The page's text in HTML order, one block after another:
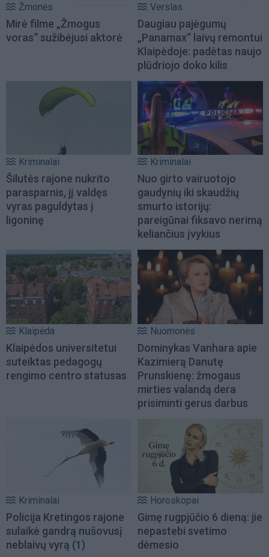
Žmonės
Mirė filme „Žmogus
voras“ sužibėjusi aktorė
Verslas
Daugiau pajėgumų
„Panamax“ laivų remontui
Klaipėdoje: padėtas naujo
plūdriojo doko kilis
Kriminalai
Šilutės rajone nukrito
parasparnis, jį valdęs
vyras paguldytas į
ligoninę
Kriminalai
Nuo girto vairuotojo
gaudynių iki skaudžių
smurto istorijų:
pareigūnai fiksavo nerimą
keliančius įvykius
Klaipėda
Klaipėdos universitetui
suteiktas pedagogų
rengimo centro statusas
Nuomonės
Dominykas Vanhara apie
Kazimierą Danutę
Prunskienę: žmogaus
mirties valandą dera
prisiminti gerus darbus
Kriminalai
Policija Kretingos rajone
sulaikė gandrą nušovusį
neblaivų vyrą (1)
Horoskopai
Gimę rugpjūčio 6 dieną: jie
nepastebi svetimo
dėmesio